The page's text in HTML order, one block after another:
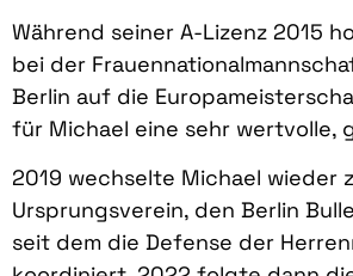
Während seiner A-Lizenz 2015
bei der
Berlin auf die
für Michael eine sehr wertvolle,
2019 wechselte Michael wieder
Ursprungsverein, den Berlin
seit dem die Defense der